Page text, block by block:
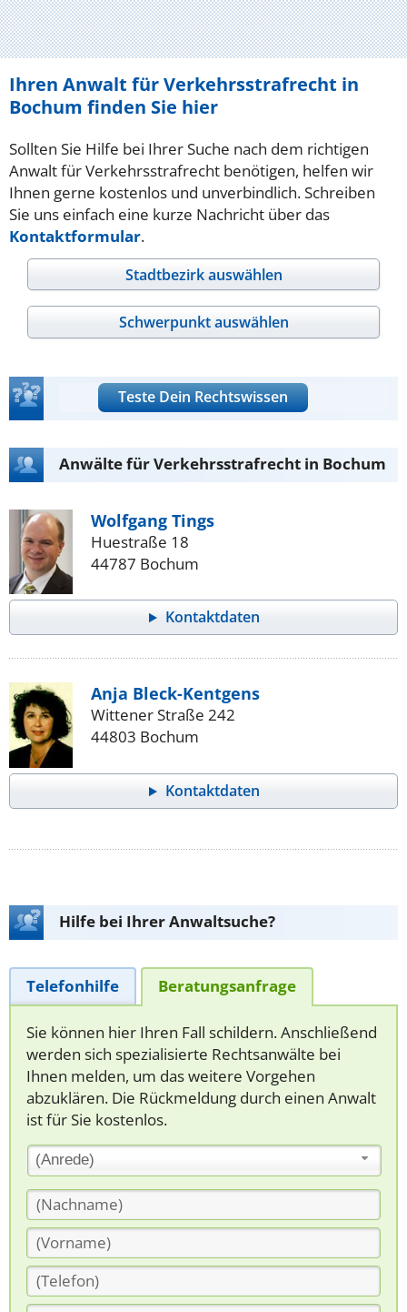
Ihren Anwalt für Verkehrsstrafrecht in
Bochum finden Sie hier
Sollten Sie Hilfe bei Ihrer Suche nach dem richtigen
Anwalt für Verkehrsstrafrecht benötigen, helfen wir
Ihnen gerne kostenlos und unverbindlich. Schreiben
Sie uns einfach eine kurze Nachricht über das
Kontaktformular.
Stadtbezirk auswählen
Schwerpunkt auswählen
Teste Dein Rechtswissen
Anwälte für Verkehrsstrafrecht in Bochum
Wolfgang Tings
Huestraße 18
44787 Bochum
Kontaktdaten
Anja Bleck-Kentgens
Wittener Straße 242
44803 Bochum
Kontaktdaten
Hilfe bei Ihrer Anwaltsuche?
Telefonhilfe Beratungsanfrage
Sie können hier Ihren Fall schildern. Anschließend
werden sich spezialisierte Rechtsanwälte bei
Ihnen melden, um das weitere Vorgehen
abzuklären. Die Rückmeldung durch einen Anwalt
ist für Sie kostenlos.
(Anrede)